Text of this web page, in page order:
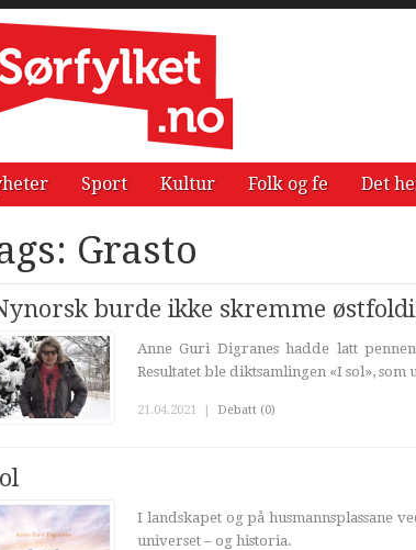
Sport Kultur Folk og fe Det
Grasto
burde ikke skremme
Anne Guri Digranes hadde latt
Resultatet ble diktsamlingen «I sol»,
21.04.2021 | Debatt (0)
I landskapet og på husmannsplassane
universet – og historia.